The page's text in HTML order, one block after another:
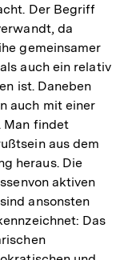
Der Begriff
da
gemeinsamer
auch ein relativ
ist. Daneben
auch mit einer
Man findet
aus dem
heraus. Die
aktiven
ansonsten
Das